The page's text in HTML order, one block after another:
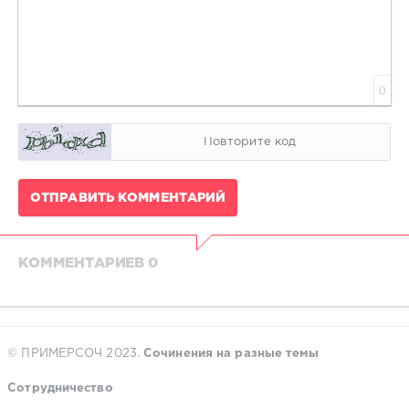
0
ОТПРАВИТЬ КОММЕНТАРИЙ
КОММЕНТАРИЕВ 0
© ПРИМЕРСОЧ 2023.Сочинения на разные темы
Сотрудничество